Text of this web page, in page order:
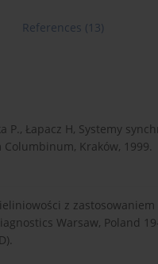
References (13)
P., Łapacz H, Systemy
Kraków, 1999.
z
Warsaw, Poland